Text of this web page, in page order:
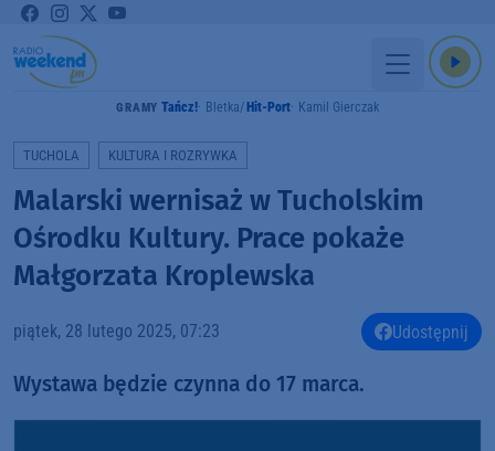
GRAMY Tańcz! Bletka Hit-Port Kamil Gierczak
TUCHOLA KULTURA I ROZRYWKA
Malarski wernisaż w Tucholskim
Ośrodku Kultury. Prace pokaże
Małgorzata Kroplewska
piątek, 28 lutego 2025, 07:23 Udostępnij
Wystawa będzie czynna do 17 marca.